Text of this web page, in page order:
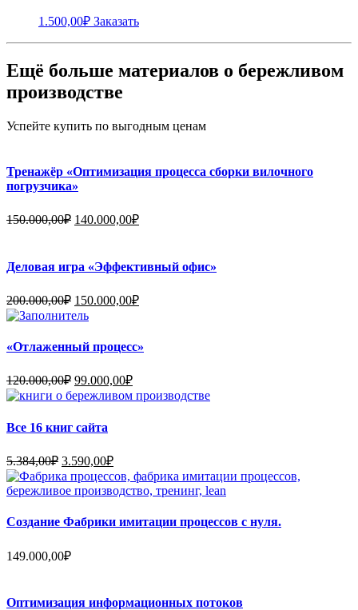
1.500,00₽ Заказать
Ещё больше материалов о бережливом
производстве
Успейте купить по выгодным ценам
Тренажёр «Оптимизация процесса сборки вилочного
погрузчика»
150.000,00₽ Первоначальная
150.000,00₽.
140.000,00₽Текущая
Деловая игра «Эффективный офис»
200.000,00₽ Первоначальная
цена
составляла
200.000,00₽.
150.000,00₽Текущая
«Отлаженный процесс»
120.000,00₽ Первоначальная
цена
составляла
120.000,00₽.
99.000,00₽Текущая
цена:
Все 16 книг сайта
5.384,00₽ Первоначальная
цена
составляла
3.590,00₽Текущая
цена:
3.590,00₽.
Создание Фабрики имитации процессов с нуля.
149.000,00₽
Оптимизация информационных потоков